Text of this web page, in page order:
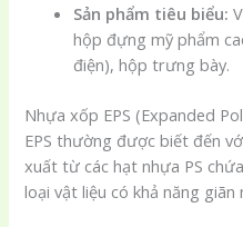
Sản phẩm tiêu biểu:
hộp đựng mỹ phẩm
điện), hộp trưng bày.
Nhựa xốp EPS (Expanded
EPS thường được biết đến
xuất từ các hạt nhựa PS
loại vật liệu có khả năng